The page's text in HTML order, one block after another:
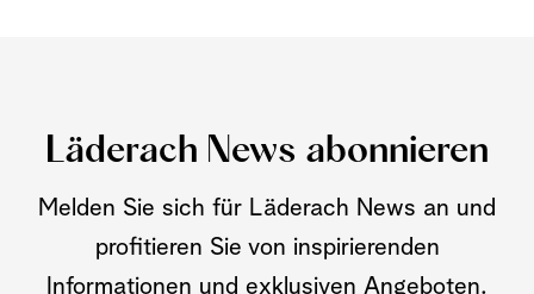
Läderach News abonnieren
Melden Sie sich für Läderach News an und
profitieren Sie von inspirierenden
Informationen und exklusiven Angeboten.